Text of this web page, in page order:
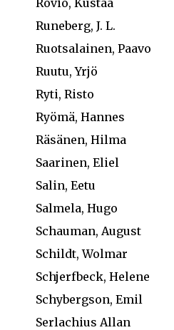
Rovio, Kustaa
Runeberg, J. L.
Ruotsalainen, Paavo
Ruutu, Yrjö
Ryti, Risto
Ryömä, Hannes
Räsänen, Hilma
Saarinen, Eliel
Salin, Eetu
Salmela, Hugo
Schauman, August
Schildt, Wolmar
Schjerfbeck, Helene
Schybergson, Emil
Serlachius Allan